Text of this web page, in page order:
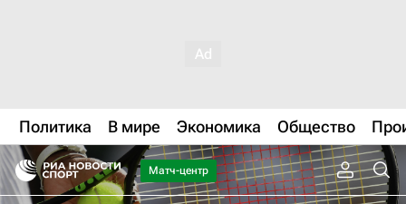
Политика В мире Экономика Общество
Матч-центр